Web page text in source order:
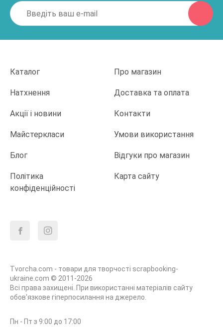
Каталог Про магазин
Натхнення Доставка та оплата
Акції і новини Контакти
Майстеркласи Умови використання
Блог Відгуки про магазин
Політика
конфіденційності
Карта сайту
Tvorcha.com - товари для творчості scrapbooking-
ukraine.com © 2011-2026
Всі права захищені. При використанні матеріалів сайту
обов'язкове гіперпосилання на джерело.
Пн - Пт з 9:00 до 17:00